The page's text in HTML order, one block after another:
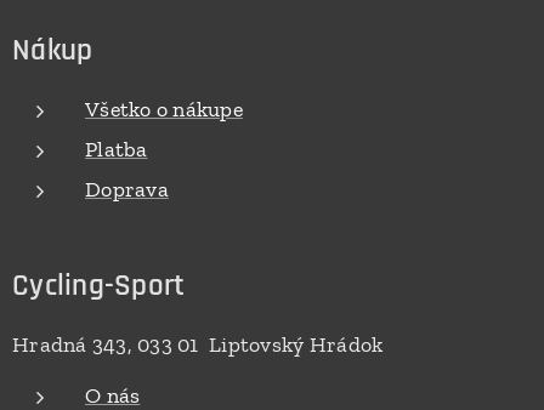
Nákup
Všetko o nákupe
Platba
Doprava
Cycling-Sport
Hradná 343, 033 01 Liptovský Hrádok
O nás